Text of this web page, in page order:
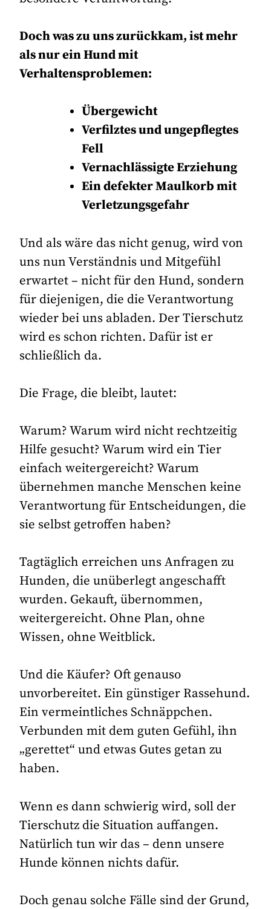
Doch was zu uns zurückkam, ist mehr
als nur ein Hund mit
Verhaltensproblemen:
Übergewicht
Verfilztes und ungepflegtes
Fell
Vernachlässigte Erziehung
Ein defekter Maulkorb mit
Verletzungsgefahr
Und als wäre das nicht genug, wird von
uns nun Verständnis und Mitgefühl
erwartet – nicht für den Hund, sondern
für diejenigen, die die Verantwortung
wieder bei uns abladen. Der Tierschutz
wird es schon richten. Dafür ist er
schließlich da.
Die Frage, die bleibt, lautet:
Warum? Warum wird nicht rechtzeitig
Hilfe gesucht? Warum wird ein Tier
einfach weitergereicht? Warum
übernehmen manche Menschen keine
Verantwortung für Entscheidungen, die
sie selbst getroffen haben?
Tagtäglich erreichen uns Anfragen zu
Hunden, die unüberlegt angeschafft
wurden. Gekauft, übernommen,
weitergereicht. Ohne Plan, ohne
Wissen, ohne Weitblick.
Und die Käufer? Oft genauso
unvorbereitet. Ein günstiger Rassehund.
Ein vermeintliches Schnäppchen.
Verbunden mit dem guten Gefühl, ihn
„gerettet“ und etwas Gutes getan zu
haben.
Wenn es dann schwierig wird, soll der
Tierschutz die Situation auffangen.
Natürlich tun wir das – denn unsere
Hunde können nichts dafür.
Doch genau solche Fälle sind der Grund,